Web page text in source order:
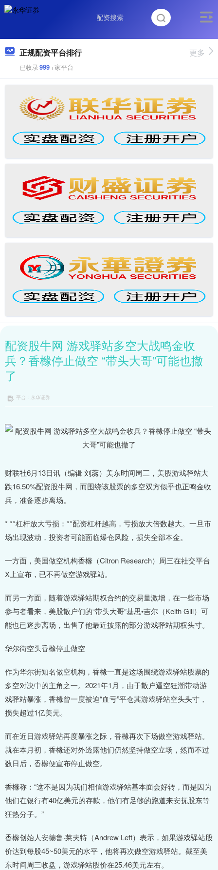
正规配资平台排行
已收录999+家平台
更多
配资股牛网 游戏驿站多空大战鸣金收
兵？香橼停止做空 “带头大哥”可能也撤
了
平台：永华证券
财联社6月13日讯（编辑 刘蕊）美东时间周三，美股游戏驿站大
跌16.50%配资股牛网，而围绕该股票的多空双方似乎也正鸣金收
兵，准备逐步离场。
* **杠杆放大亏损：**配资杠杆越高，亏损放大倍数越大。一旦市
场出现波动，投资者可能面临爆仓风险，损失全部本金。
一方面，美国做空机构香橼（Citron Research）周三在社交平台
X上宣布，已不再做空游戏驿站。
而另一方面，随着游戏驿站期权合约的交易量激增，在一些市场
参与者看来，美股散户们的“带头大哥”基思•吉尔（Keith Gill）可
能也已逐步离场，出售了他最近披露的部分游戏驿站期权头寸。
华尔街空头香橼停止做空
作为华尔街知名做空机构，香橼一直是这场围绕游戏驿站股票的
多空对决中的主角之一。2021年1月，由于散户逼空狂潮带动游
戏驿站暴涨，香橼曾一度被迫“血亏”平仓其游戏驿站空头头寸，
损失超过1亿美元。
而在近日游戏驿站再度暴涨之际，香橼再次下场做空游戏驿站。
就在本月初，香橼还对外透露他们仍然坚持做空立场，然而不过
数日后，香橼便宣布停止做空。
香橼称：“这不是因为我们相信游戏驿站基本面会好转，而是因为
他们在银行有40亿美元的存款，他们有足够的跑道来安抚股东等
狂热分子。”
香橼创始人安德鲁·莱夫特（Andrew Left）表示，如果游戏驿站股
价达到每股45~50美元的水平，他将再次做空游戏驿站。截至美
东时间周三收盘，游戏驿站股价在25.46美元左右。